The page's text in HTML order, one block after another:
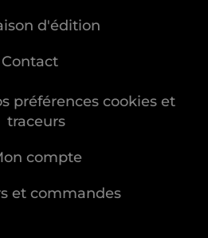
d'édition
Contact
préférences cookies et
traceurs
compte
et commandes